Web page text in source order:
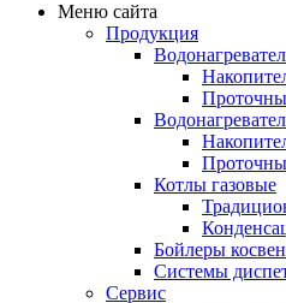
Меню сайта
Продукция
Котлы газовые
Бойлеры
Системы
Сервис